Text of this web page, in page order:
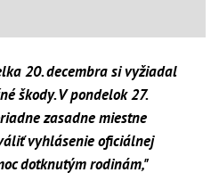
20. decembra si vyžiadal
škody. V pondelok 27.
zasadne miestne
vyhlásenie oficiálnej
dotknutým rodinám,"